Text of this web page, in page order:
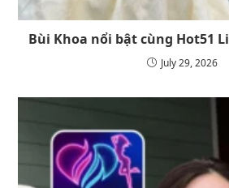
Bùi Khoa nổi bật cùng Hot51
July 29, 2026